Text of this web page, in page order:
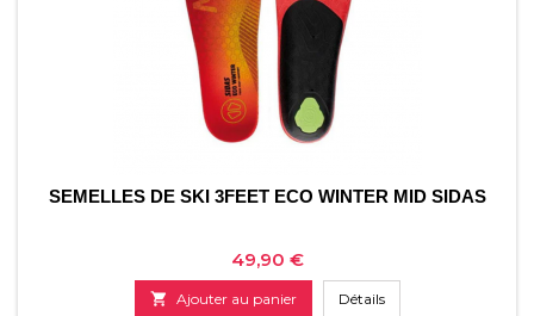
SEMELLES DE SKI 3FEET ECO WINTER MID SIDAS
Prix
49,90 €
 Ajouter au panier Détails